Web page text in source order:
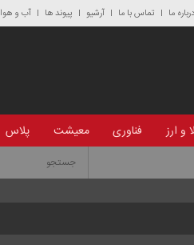
درباره ما تماس با ما آرشیو پیوند ها آب و هوا
و ارز فناوری معیشت پلاس